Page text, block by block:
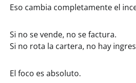
Eso cambia completamente el
Si no se vende, no se factura.
Si no rota la cartera, no hay
El foco es absoluto.